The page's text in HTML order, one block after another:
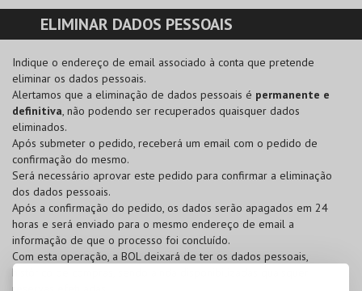
ELIMINAR DADOS PESSOAIS
Indique o endereço de email associado à conta que pretende
eliminar os dados pessoais.
Alertamos que a eliminação de dados pessoais é permanente e
definitiva, não podendo ser recuperados quaisquer dados
eliminados.
Após submeter o pedido, receberá um email com o pedido de
confirmação do mesmo.
Será necessário aprovar este pedido para confirmar a eliminação
dos dados pessoais.
Após a confirmação do pedido, os dados serão apagados em 24
horas e será enviado para o mesmo endereço de email a
informação de que o processo foi concluído.
Com esta operação, a BOL deixará de ter os dados pessoais,
histórico de compras, sendo ainda disponibilizadas quaisquer